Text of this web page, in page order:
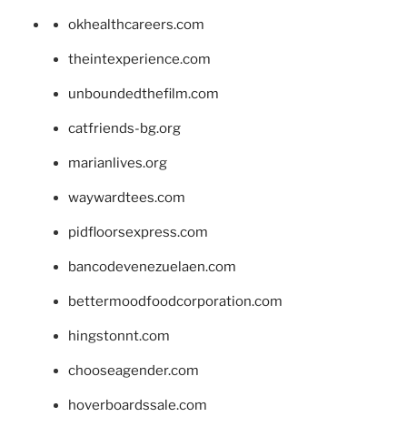
okhealthcareers.com
theintexperience.com
unboundedthefilm.com
catfriends-bg.org
marianlives.org
waywardtees.com
pidfloorsexpress.com
bancodevenezuelaen.com
bettermoodfoodcorporation.com
hingstonnt.com
chooseagender.com
hoverboardssale.com